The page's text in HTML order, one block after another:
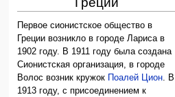
Первое сионистское общество в
Греции возникло в городе Лариса в
1902 году. В 1911 году была создана
Сионистская организация, в городе
Волос возник кружок
Поалей Цион. В
1913 году, с присоединением к